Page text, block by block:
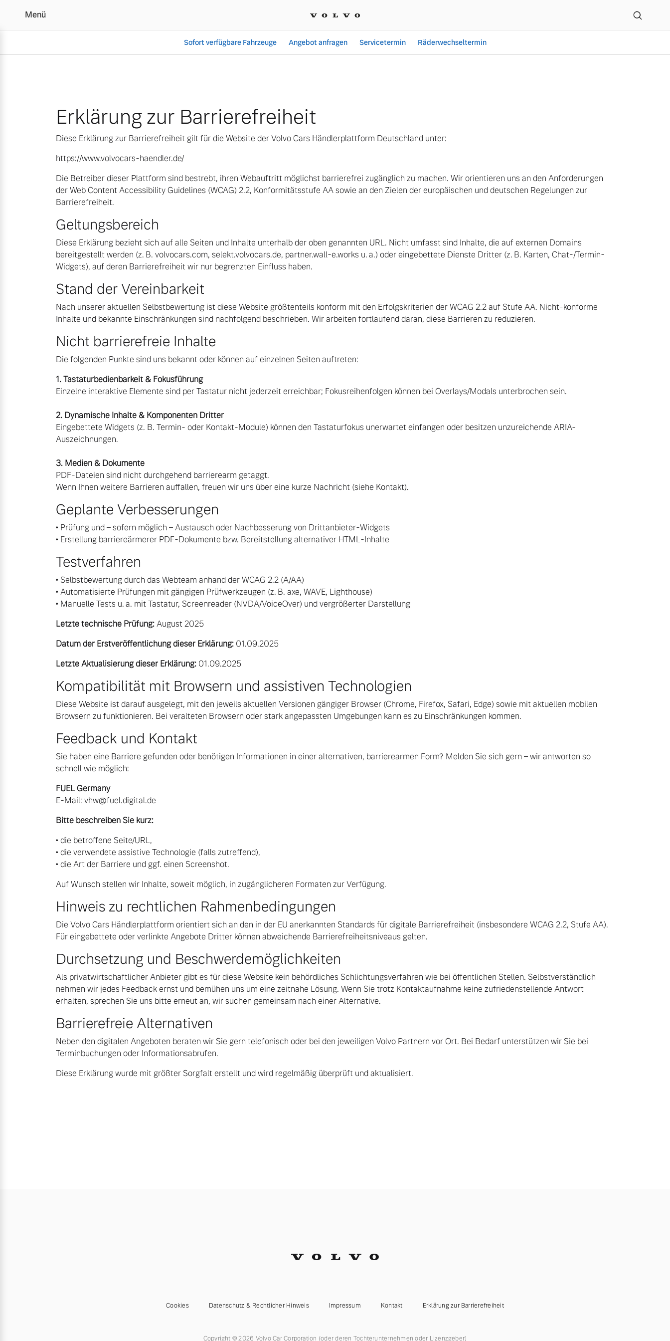
Menü
Sofort verfügbare Fahrzeuge Angebot anfragen Servicetermin Räderwechseltermin
6 Modelle
Plug-in Hybrid
3 Modelle
Mild-Hybrid
4 Modelle
Geschäftskunden
Editionsmodelle
Konnektivität
Angebot anfragen
Fahrzeug konfigurieren
Sofort verfügbare Fahrzeuge
Volvo Selekt Gebrauchtwagen
Mehr erfahren
Editionsmodelle
Jetzt kennenlernen
Mehr erfahren
Aktuelle Angebote
Geschäftskunden
Volvo Gebrauchtwagenbörse
Aktuelle Zubehörangebote
Zubehörkatalog
Aktuelle Serviceangebote
Service by Volvo
Sie erhalten bei uns eine Vielzahl von Original Volvo Winter- und Sommer Kompletträder.
Mehr erfahren
Frühjahrscheck
Mehr erfahren
Versicherung
Über uns
Unser Team
Kontakt und Anfahrt
Unsere News & Events
Erklärung zur Barrierefreiheit
Diese Erklärung zur Barrierefreiheit gilt für die Website der Volvo Cars Händlerplattform Deutschland unter:
https://www.volvocars-haendler.de/
Die Betreiber dieser Plattform sind bestrebt, ihren Webauftritt möglichst barrierefrei zugänglich zu machen. Wir orientieren uns an den Anforderungen
der Web Content Accessibility Guidelines (WCAG) 2.2, Konformitätsstufe AA sowie an den Zielen der europäischen und deutschen Regelungen zur
Barrierefreiheit.
Geltungsbereich
Diese Erklärung bezieht sich auf alle Seiten und Inhalte unterhalb der oben genannten URL. Nicht umfasst sind Inhalte, die auf externen Domains
bereitgestellt werden (z. B. volvocars.com, selekt.volvocars.de, partner.wall-e.works u. a.) oder eingebettete Dienste Dritter (z. B. Karten, Chat-/Termin-
Widgets), auf deren Barrierefreiheit wir nur begrenzten Einfluss haben.
Stand der Vereinbarkeit
Nach unserer aktuellen Selbstbewertung ist diese Website größtenteils konform mit den Erfolgskriterien der WCAG 2.2 auf Stufe AA. Nicht-konforme
Inhalte und bekannte Einschränkungen sind nachfolgend beschrieben. Wir arbeiten fortlaufend daran, diese Barrieren zu reduzieren.
Nicht barrierefreie Inhalte
Die folgenden Punkte sind uns bekannt oder können auf einzelnen Seiten auftreten:
1. Tastaturbedienbarkeit & Fokusführung
Einzelne interaktive Elemente sind per Tastatur nicht jederzeit erreichbar; Fokusreihenfolgen können bei Overlays/Modals unterbrochen sein.
2. Dynamische Inhalte & Komponenten Dritter
Eingebettete Widgets (z. B. Termin- oder Kontakt-Module) können den Tastaturfokus unerwartet einfangen oder besitzen unzureichende ARIA-
Auszeichnungen.
3. Medien & Dokumente
PDF-Dateien sind nicht durchgehend barrierearm getaggt.
Wenn Ihnen weitere Barrieren auffallen, freuen wir uns über eine kurze Nachricht (siehe Kontakt).
Geplante Verbesserungen
• Prüfung und – sofern möglich – Austausch oder Nachbesserung von Drittanbieter-Widgets
• Erstellung barriereärmerer PDF-Dokumente bzw. Bereitstellung alternativer HTML-Inhalte
Testverfahren
• Selbstbewertung durch das Webteam anhand der WCAG 2.2 (A/AA)
• Automatisierte Prüfungen mit gängigen Prüfwerkzeugen (z. B. axe, WAVE, Lighthouse)
• Manuelle Tests u. a. mit Tastatur, Screenreader (NVDA/VoiceOver) und vergrößerter Darstellung
Letzte technische Prüfung:August 2025
Datum der Erstveröffentlichung dieser Erklärung:01.09.2025
Letzte Aktualisierung dieser Erklärung:01.09.2025
Kompatibilität mit Browsern und assistiven Technologien
Diese Website ist darauf ausgelegt, mit den jeweils aktuellen Versionen gängiger Browser (Chrome, Firefox, Safari, Edge) sowie mit aktuellen mobilen
Browsern zu funktionieren. Bei veralteten Browsern oder stark angepassten Umgebungen kann es zu Einschränkungen kommen.
Feedback und Kontakt
Sie haben eine Barriere gefunden oder benötigen Informationen in einer alternativen, barrierearmen Form? Melden Sie sich gern – wir antworten so
schnell wie möglich:
FUEL Germany
E‑Mail: vhw@fuel.digital.de
Bitte beschreiben Sie kurz:
• die betroffene Seite/URL,
• die verwendete assistive Technologie (falls zutreffend),
• die Art der Barriere und ggf. einen Screenshot.
Auf Wunsch stellen wir Inhalte, soweit möglich, in zugänglicheren Formaten zur Verfügung.
Hinweis zu rechtlichen Rahmenbedingungen
Die Volvo Cars Händlerplattform orientiert sich an den in der EU anerkannten Standards für digitale Barrierefreiheit (insbesondere WCAG 2.2, Stufe AA).
Für eingebettete oder verlinkte Angebote Dritter können abweichende Barrierefreiheitsniveaus gelten.
Durchsetzung und Beschwerdemöglichkeiten
Als privatwirtschaftlicher Anbieter gibt es für diese Website kein behördliches Schlichtungsverfahren wie bei öffentlichen Stellen. Selbstverständlich
nehmen wir jedes Feedback ernst und bemühen uns um eine zeitnahe Lösung. Wenn Sie trotz Kontaktaufnahme keine zufriedenstellende Antwort
erhalten, sprechen Sie uns bitte erneut an, wir suchen gemeinsam nach einer Alternative.
Barrierefreie Alternativen
Neben den digitalen Angeboten beraten wir Sie gern telefonisch oder bei den jeweiligen Volvo Partnern vor Ort. Bei Bedarf unterstützen wir Sie bei
Terminbuchungen oder Informationsabrufen.
Diese Erklärung wurde mit größter Sorgfalt erstellt und wird regelmäßig überprüft und aktualisiert.
Cookies Datenschutz & Rechtlicher Hinweis Impressum Kontakt Erklärung zur Barrierefreiheit
Copyright © 2026 Volvo Car Corporation (oder deren Tochterunternehmen oder Lizenzgeber)